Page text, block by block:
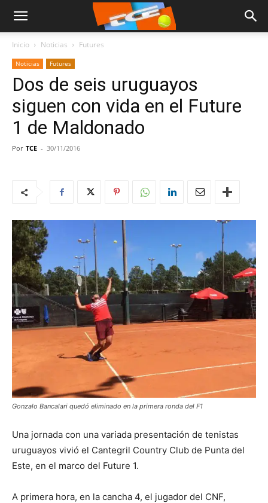
Inicio Noticias Futures
Noticias Futures
Dos de seis uruguayos
siguen con vida en el Future
1 de Maldonado
Por TCE - 30/11/2016
Gonzalo Bancalari quedó eliminado en la primera ronda del F1
Una jornada con una variada presentación de tenistas
uruguayos vivió el Cantegril Country Club de Punta del
Este, en el marco del Future 1.
A primera hora, en la cancha 4, el jugador del CNF,